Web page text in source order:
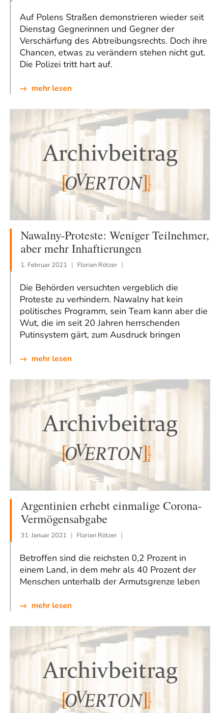
Auf Polens Straßen demonstrieren wieder seit
Dienstag Gegnerinnen und Gegner der
Verschärfung des Abtreibungsrechts. Doch ihre
Chancen, etwas zu verändern stehen nicht gut.
Die Polizei tritt hart auf.
mehr lesen
Nawalny-Proteste: Weniger Teilnehmer,
aber mehr Inhaftierungen
1. Februar 2021 Florian Rötzer
Die Behörden versuchten vergeblich die
Proteste zu verhindern. Nawalny hat kein
politisches Programm, sein Team kann aber die
Wut, die im seit 20 Jahren herrschenden
Putinsystem gärt, zum Ausdruck bringen
mehr lesen
Argentinien erhebt einmalige Corona-
Vermögensabgabe
31. Januar 2021 Florian Rötzer
Betroffen sind die reichsten 0,2 Prozent in
einem Land, in dem mehr als 40 Prozent der
Menschen unterhalb der Armutsgrenze leben
mehr lesen